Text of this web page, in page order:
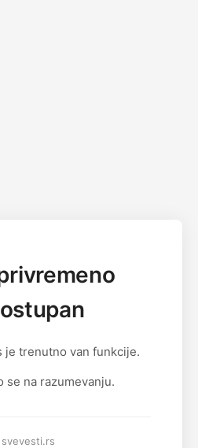
je trenutno van funkcije.
se na razumevanju.